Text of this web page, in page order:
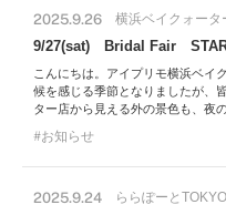
2025.9.26 横浜ベイクォータ
9/27(sat) Bridal Fair
こんにちは。アイプリモ横浜ベイ
候を感じる季節となりましたが、
ター店から見える外の景色も、夜
お知らせ
2025.9.24 ららぽーと